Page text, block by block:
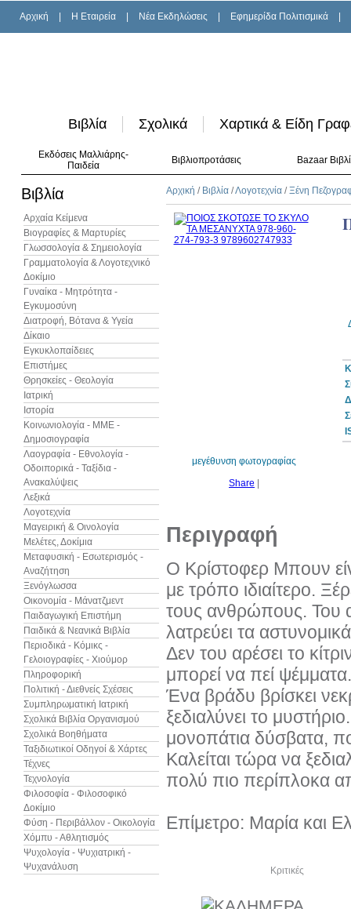
Αρχική H Εταιρεία Νέα Εκδηλώσεις Εφημερίδα Πολιτισμικά
Βιβλία Σχολικά Χαρτικά & Είδη
Εκδόσεις Μαλλιάρης-
Παιδεία
Βιβλιοπροτάσεις Bazaar
Βιβλία
Αρχαία Κείμενα
Βιογραφίες & Μαρτυρίες
Γλωσσολογία & Σημειολογία
Γραμματολογία & Λογοτεχνικό
Δοκίμιο
Γυναίκα - Μητρότητα -
Εγκυμοσύνη
Διατροφή, Βότανα & Υγεία
Δίκαιο
Εγκυκλοπαίδειες
Επιστήμες
Θρησκείες - Θεολογία
Ιατρική
Ιστορία
Κοινωνιολογία - ΜΜΕ -
Δημοσιογραφία
Λαογραφία - Εθνολογία -
Οδοιπορικά - Ταξίδια -
Ανακαλύψεις
Λεξικά
Λογοτεχνία
Μαγειρική & Οινολογία
Μελέτες, Δοκίμια
Μεταφυσική - Εσωτερισμός -
Αναζήτηση
Ξενόγλωσσα
Οικονομία - Μάνατζμεντ
Παιδαγωγική Επιστήμη
Παιδικά & Νεανικά Βιβλία
Περιοδικά - Κόμικς -
Γελοιογραφίες - Χιούμορ
Πληροφορική
Πολιτική - Διεθνείς Σχέσεις
Συμπληρωματική Ιατρική
Σχολικά Βιβλία Οργανισμού
Σχολικά Βοηθήματα
Ταξιδιωτικοί Οδηγοί & Χάρτες
Τέχνες
Τεχνολογία
Φιλοσοφία - Φιλοσοφικό
Δοκίμιο
Φύση - Περιβάλλον - Οικολογία
Χόμπυ - Αθλητισμός
Ψυχολογία - Ψυχιατρική -
Ψυχανάλυση
Αρχική / Βιβλία /Λογοτεχνία /Ξένη
μεγέθυνση φωτογραφίας
Share
Περιγραφή
Ο Κρίστοφερ Μπουν
με τρόπο ιδιαίτερο.
τους ανθρώπους. Του
λατρεύει τα
Δεν του αρέσει το
μπορεί να πεί ψέμματα.
Ένα βράδυ βρίσκει
ξεδιαλύνει το
μονοπάτια δύσβατα,
Καλείται τώρα να
πολύ πιο περίπλοκα
Επίμετρο: Μαρία και
Κριτικές